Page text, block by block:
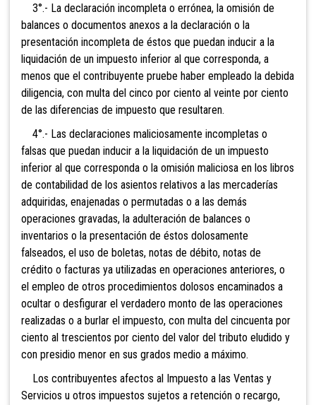
3°.- La declaración incompleta o errónea, la omisión de
balances o documentos anexos a la declaración o la
presentación incompleta de éstos que puedan inducir a la
liquidación de un impuesto inferior al que corresponda, a
menos que el contribuyente pruebe haber empleado la debida
diligencia, con multa del cinco por ciento al veinte por ciento
de las diferencias de impuesto que resultaren.
4°.- Las declaraciones maliciosamente incompletas o
falsas que puedan inducir a la liquidación de un impuesto
inferior al que corresponda o la omisión maliciosa en los libros
de contabilidad de los asientos relativos a las mercaderías
adquiridas, enajenadas o permutadas o a las demás
operaciones gravadas, la adulteración de balances o
inventarios o la presentación de éstos dolosamente
falseados, el uso de boletas, notas de débito, notas de
crédito o facturas ya utilizadas en operaciones anteriores, o
el empleo de otros procedimientos dolosos encaminados a
ocultar o desfigurar el verdadero monto de las operaciones
realizadas o a burlar el impuesto, con multa del cincuenta por
ciento al trescientos por ciento del valor del tributo eludido y
con presidio menor en sus grados medio a máximo.
Los contribuyentes afectos al Impuesto a las Ventas y
Servicios u otros impuestos sujetos a retención o recargo,